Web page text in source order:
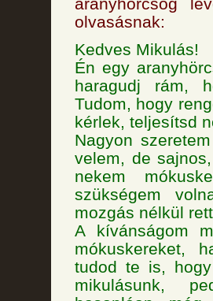
olvasásnak:
Kedves Mikulás!
Én egy
haragudj rám,
Tudom, hogy
kérlek, teljesítsd
Nagyon
velem, de
nekem
szükségem
mozgás nélkül
A kívánságom
mókuskereket,
tudod te is,
mikulásunk,